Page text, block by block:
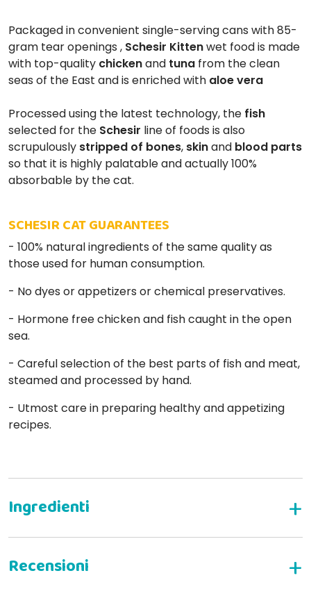
Packaged in convenient single-serving cans with 85-
gram tear openings , Schesir Kittenwet food is made
with top-quality chickenand tuna from the clean
seas of the East and is enriched with aloe vera
Processed using the latest technology, the fish
selected for the Schesir line of foods is also
scrupulously stripped of bones, skinand blood parts
so that it is highly palatable and actually 100%
absorbable by the cat.
SCHESIR CAT GUARANTEES
- 100% natural ingredients of the same quality as
those used for human consumption.
- No dyes or appetizers or chemical preservatives.
- Hormone free chicken and fish caught in the open
sea.
- Careful selection of the best parts of fish and meat,
steamed and processed by hand.
- Utmost care in preparing healthy and appetizing
recipes.